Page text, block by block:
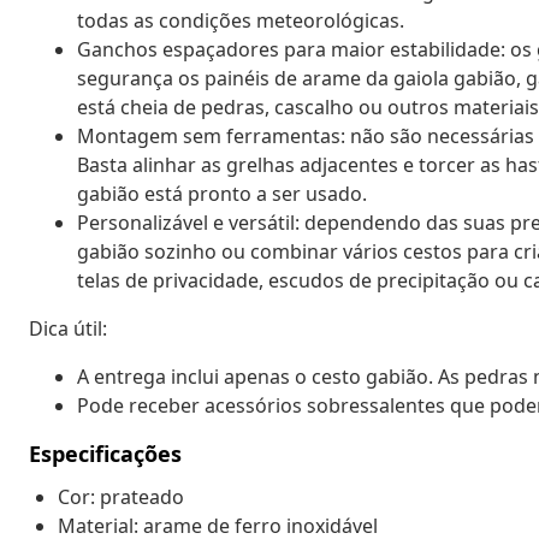
todas as condições meteorológicas.
Ganchos espaçadores para maior estabilidade:
segurança os painéis de arame da gaiola
está cheia de pedras, cascalho ou outros
Montagem sem ferramentas: não são
Basta alinhar as grelhas adjacentes e torcer as
gabião está pronto a ser usado.
Personalizável e versátil: dependendo das suas
gabião sozinho ou combinar vários cestos para
telas de privacidade, escudos de precipitação ou
Dica útil:
A entrega inclui apenas o cesto gabião. As pedras
Pode receber acessórios sobressalentes que
Especificações
Cor: prateado
Material: arame de ferro inoxidável